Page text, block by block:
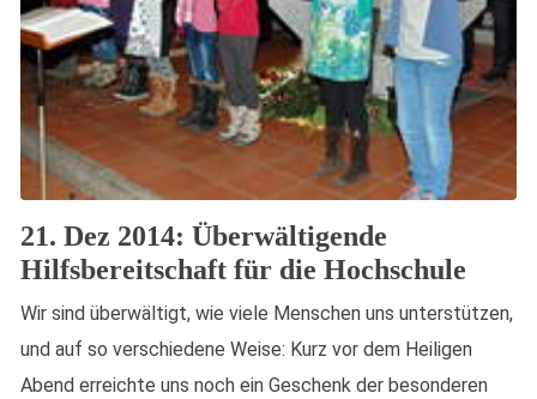
21. Dez 2014: Überwältigende
Hilfsbereitschaft für die Hochschule
Wir sind überwältigt, wie viele Menschen uns unterstützen,
und auf so verschiedene Weise: Kurz vor dem Heiligen
Abend erreichte uns noch ein Geschenk der besonderen